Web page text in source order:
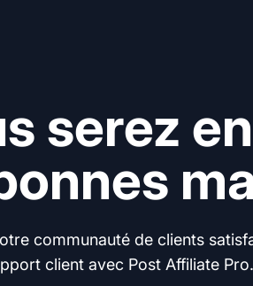
serez
communauté de clients
client avec Post Affiliate Pro.